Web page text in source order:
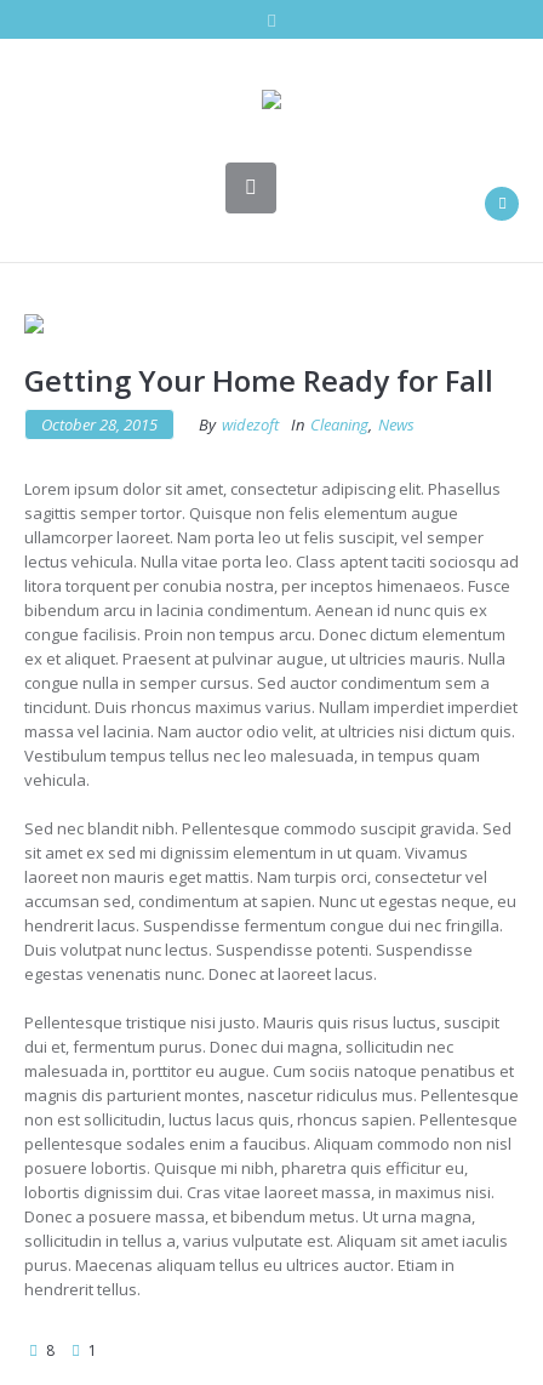
Getting Your Home Ready for Fall
October 28, 2015 By widezoft In Cleaning, News
Lorem ipsum dolor sit amet, consectetur adipiscing elit. Phasellus
sagittis semper tortor. Quisque non felis elementum augue
ullamcorper laoreet. Nam porta leo ut felis suscipit, vel semper
lectus vehicula. Nulla vitae porta leo. Class aptent taciti sociosqu ad
litora torquent per conubia nostra, per inceptos himenaeos. Fusce
bibendum arcu in lacinia condimentum. Aenean id nunc quis ex
congue facilisis. Proin non tempus arcu. Donec dictum elementum
ex et aliquet. Praesent at pulvinar augue, ut ultricies mauris. Nulla
congue nulla in semper cursus. Sed auctor condimentum sem a
tincidunt. Duis rhoncus maximus varius. Nullam imperdiet imperdiet
massa vel lacinia. Nam auctor odio velit, at ultricies nisi dictum quis.
Vestibulum tempus tellus nec leo malesuada, in tempus quam
vehicula.
Sed nec blandit nibh. Pellentesque commodo suscipit gravida. Sed
sit amet ex sed mi dignissim elementum in ut quam. Vivamus
laoreet non mauris eget mattis. Nam turpis orci, consectetur vel
accumsan sed, condimentum at sapien. Nunc ut egestas neque, eu
hendrerit lacus. Suspendisse fermentum congue dui nec fringilla.
Duis volutpat nunc lectus. Suspendisse potenti. Suspendisse
egestas venenatis nunc. Donec at laoreet lacus.
Pellentesque tristique nisi justo. Mauris quis risus luctus, suscipit
dui et, fermentum purus. Donec dui magna, sollicitudin nec
malesuada in, porttitor eu augue. Cum sociis natoque penatibus et
magnis dis parturient montes, nascetur ridiculus mus. Pellentesque
non est sollicitudin, luctus lacus quis, rhoncus sapien. Pellentesque
pellentesque sodales enim a faucibus. Aliquam commodo non nisl
posuere lobortis. Quisque mi nibh, pharetra quis efficitur eu,
lobortis dignissim dui. Cras vitae laoreet massa, in maximus nisi.
Donec a posuere massa, et bibendum metus. Ut urna magna,
sollicitudin in tellus a, varius vulputate est. Aliquam sit amet iaculis
purus. Maecenas aliquam tellus eu ultrices auctor. Etiam in
hendrerit tellus.
8 1